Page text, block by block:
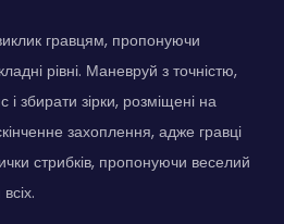
гравцям, пропонуючи
рівні. Маневруй з точністю,
збирати зірки, розміщені на
захоплення, адже гравці
стрибків, пропонуючи веселий